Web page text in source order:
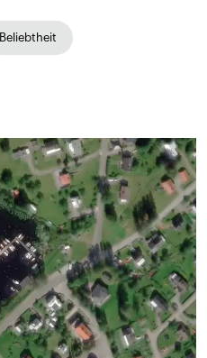
Beliebtheit